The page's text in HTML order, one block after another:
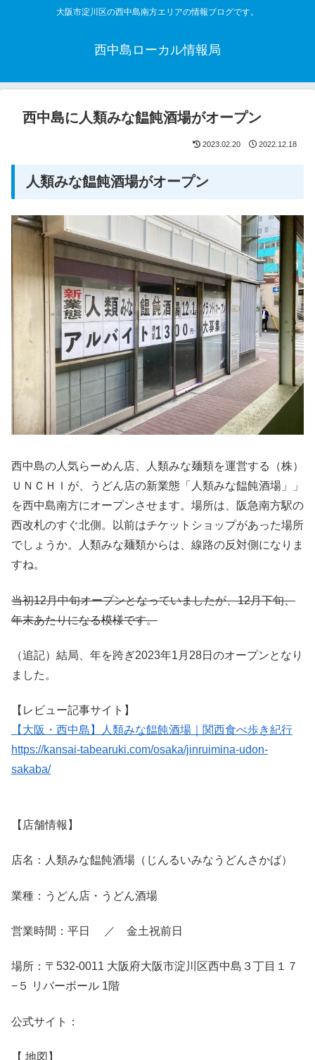
大阪市淀川区の西中島南方エリアの情報ブログです。
西中島ローカル情報局
西中島に人類みな饂飩酒場がオープン
2023.02.20 2022.12.18
人類みな饂飩酒場がオープン
西中島の人気らーめん店、人類みな麺類を運営する（株）
ＵＮＣＨＩが、うどん店の新業態「人類みな饂飩酒場」」
を西中島南方にオープンさせます。場所は、阪急南方駅の
西改札のすぐ北側。以前はチケットショップがあった場所
でしょうか。人類みな麺類からは、線路の反対側になりま
すね。
当初12月中旬オープンとなっていましたが、12月下旬、
年末あたりになる模様です。
（追記）結局、年を跨ぎ2023年1月28日のオープンとなり
ました。
【レビュー記事サイト】
【大阪・西中島】人類みな饂飩酒場｜関西食べ歩き紀行
https://kansai-tabearuki.com/osaka/jinruimina-udon-
sakaba/
【店舗情報】
店名：人類みな饂飩酒場（じんるいみなうどんさかば）
業種：うどん店・うどん酒場
営業時間：平日 ／ 金土祝前日
場所：〒532-0011 大阪府大阪市淀川区西中島３丁目１７
−５ リバーボール 1階
公式サイト：
【 地図】